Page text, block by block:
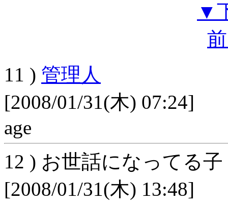
▼
11 ) 管理人
[2008/01/31(木) 07:24]
age
12 ) お世話になってる子
[2008/01/31(木) 13:48]